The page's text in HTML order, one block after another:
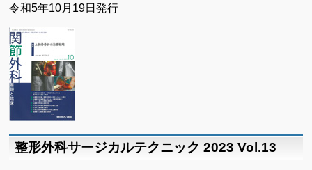
令和5年10月19日発行
整形外科サージカルテクニック 2023 Vol.13